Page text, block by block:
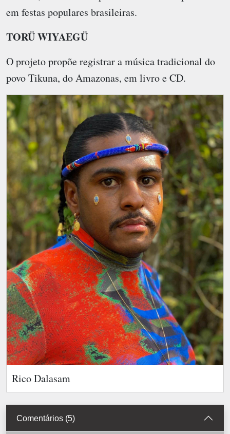
em festas populares brasileiras.
TORÜ WIYAEGÜ
O projeto propõe registrar a música tradicional do
povo Tikuna, do Amazonas, em livro e CD.
Rico Dalasam
Comentários (5)